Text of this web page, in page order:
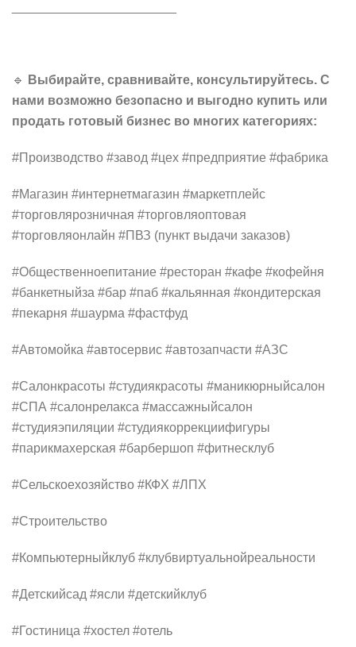
🔹
Выбирайте, сравнивайте, консультируйтесь. С
нами возможно безопасно и выгодно купить или
продать готовый бизнес во многих категориях:
#Производство #завод #цех #предприятие #фабрика
#Магазин #интернетмагазин #маркетплейс
#торговлярозничная #торговляоптовая
#торговляонлайн #ПВЗ (пункт выдачи заказов)
#Общественноепитание #ресторан #кафе #кофейня
#банкетныйза #бар #паб #кальянная #кондитерская
#пекарня #шаурма #фастфуд
#Автомойка #автосервис #автозапчасти #АЗС
#Салонкрасоты #студиякрасоты #маникюрныйсалон
#СПА #салонрелакса #массажныйсалон
#студияэпиляции #студиякоррекциифигуры
#парикмахерская #барбершоп #фитнесклуб
#Сельскоехозяйство #КФХ #ЛПХ
#Строительство
#Компьютерныйклуб #клубвиртуальнойреальности
#Детскийсад #ясли #детскийклуб
#Гостиница #хостел #отель